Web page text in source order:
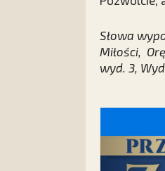
Słowa
Miłości,
wyd. 3,